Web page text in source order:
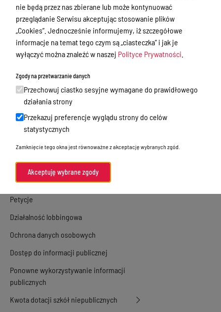
Budżet
Organizacja działania samorządu
powiatowego
Organy Powiatu
Oświadczenia majątkowe
Porozumienia i umowy
Powiatowy Rzecznik Konsumentów
Biuro Rzeczy Znalezionych
Mienie Powiatu Ostródzkiego
Konsultacje społeczne
Petycje
Działalność lobbingowa
Ochrona danych osobowych
Dostęp do informacji publicznej
Ponowne wykorzystywanie informacji
publicznych
Kwota dotacji szkół niepublicznych
nie będą przez nas zbierane lub może kontynuować
przeglądanie Serwisu akceptując stosowanie plików
„Cookies”. Jednocześnie informujemy, iż szczegółowe
informacje na temat tego czym są „ciasteczka” i jak je
wyłączyć można znaleźć w naszej Polityce Prywatności
Zgody na przetwarzanie danych
Przechowuj ciastko sesyjne wymagane do prawidłowego
działania strony
Przekazuj preferencje wyglądu strony do celów
statystycznych
Zamknięcie tego okna jest równoważne z akceptację wybranych zgód.
Akceptuję wybrane zgody